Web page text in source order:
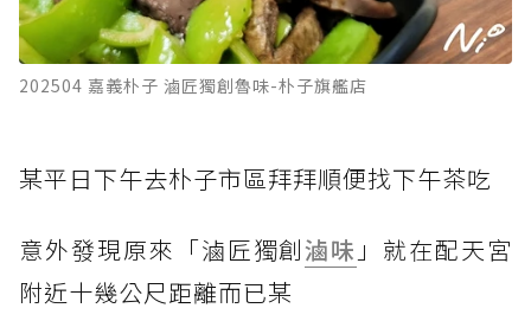
202504 嘉義朴子 滷匠獨創魯味-朴子旗艦店
某平日下午去朴子市區拜拜順便找下午茶吃
意外發現原來「滷匠獨創滷味 」就在配天宮
附近十幾公尺距離而已某